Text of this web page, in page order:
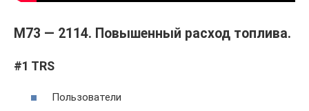
М73 — 2114. Повышенный расход топлива.
#1 TRS
Пользователи